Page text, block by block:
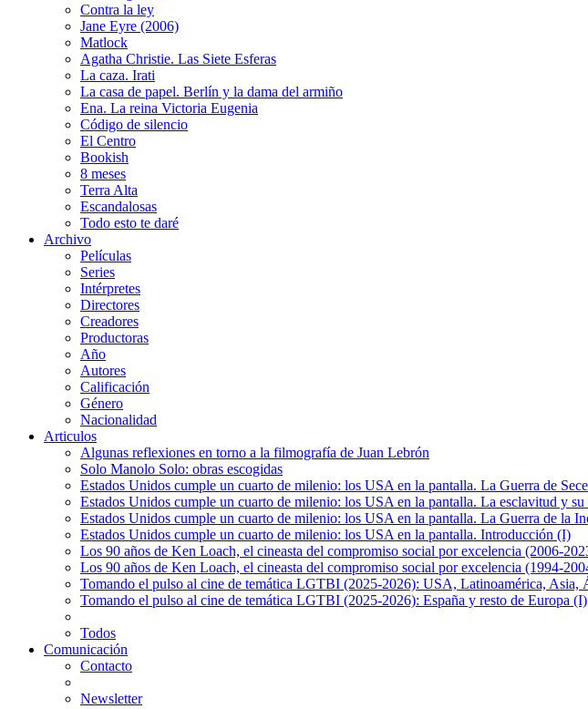
Contra la ley
Jane Eyre (2006)
Matlock
Agatha Christie. Las Siete Esferas
La caza. Irati
La casa de papel. Berlín y la dama del armiño
Ena. La reina Victoria Eugenia
Código de silencio
El Centro
Bookish
8 meses
Terra Alta
Escandalosas
Todo esto te daré
Archivo
Películas
Series
Intérpretes
Directores
Creadores
Productoras
Año
Autores
Calificación
Género
Nacionalidad
Articulos
Algunas reflexiones en torno a la filmografía de Juan Lebrón
Solo Manolo Solo: obras escogidas
Estados Unidos cumple un cuarto de milenio: los USA en la pantalla. La Guerra de
Estados Unidos cumple un cuarto de milenio: los USA en la pantalla. La esclavitud y
Estados Unidos cumple un cuarto de milenio: los USA en la pantalla. La Guerra de la
Estados Unidos cumple un cuarto de milenio: los USA en la pantalla. Introducción (I)
Los 90 años de Ken Loach, el cineasta del compromiso social por excelencia (2006-
Los 90 años de Ken Loach, el cineasta del compromiso social por excelencia (1994-
Tomando el pulso al cine de temática LGTBI (2025-2026): USA, Latinoamérica, Asia,
Tomando el pulso al cine de temática LGTBI (2025-2026): España y resto de Europa (I)
Todos
Comunicación
Contacto
Newsletter